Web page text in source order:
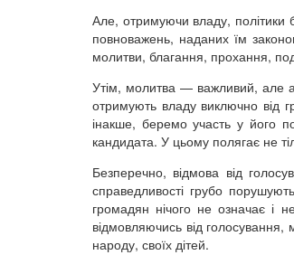
Але, отримуючи владу, політики
повноважень, наданих їм
молитви, благання, прохання,
Утім, молитва — важливий, але
отримують владу виключно від
інакше, беремо участь у його
кандидата. У цьому полягає не
Безперечно, відмова від
справедливості грубо
громадян нічого не означає і
відмовляючись від
народу, своїх дітей.